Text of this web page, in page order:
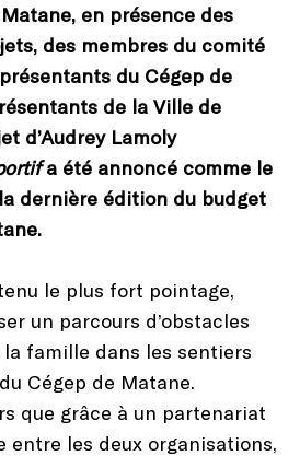
en présence des
des membres du comité
du Cégep de
de la Ville de
d’Audrey Lamoly
a été annoncé comme le
dernière édition du budget
le plus fort pointage,
un parcours d’obstacles
famille dans les sentiers
Cégep de Matane.
que grâce à un partenariat
entre les deux organisations,